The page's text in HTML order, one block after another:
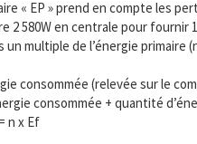
« EP » prend en compte les
580W en centrale pour fournir
multiple de l’énergie primaire
consommée (relevée sur le
consommée + quantité
n x Ef